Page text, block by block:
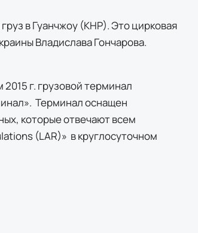
в Гуанчжоу (КНР). Это цирковая
Владислава Гончарова.
г. грузовой терминал
Терминал оснащен
которые отвечают всем
(LAR)» в круглосуточном